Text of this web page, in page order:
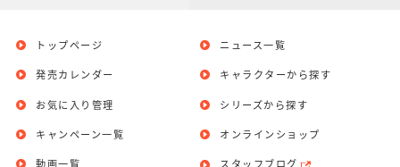
トップページ
発売カレンダー
お気に入り管理
ニュース一覧
キャラクターから探す
シリーズから探す
キャンペーン一覧
動画一覧
オンラインショップ
スタッフブログ